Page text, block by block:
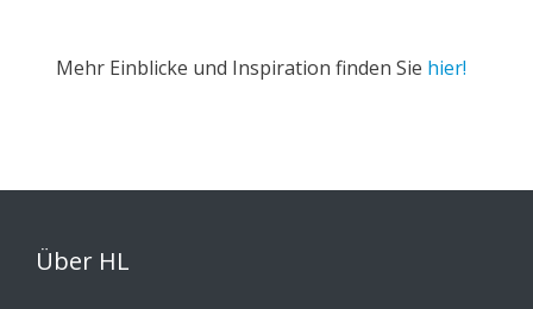
Mehr Einblicke und Inspiration finden Sie hier!
Über HL